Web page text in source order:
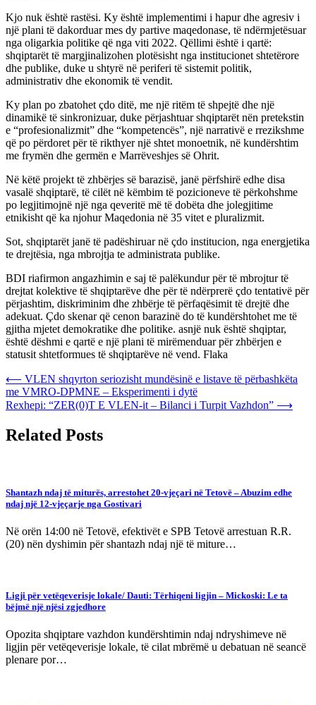
Kjo nuk është rastësi. Ky është implementimi i hapur dhe agresiv i
një plani të dakorduar mes dy partive maqedonase, të ndërmjetësuar
nga oligarkia politike që nga viti 2022. Qëllimi është i qartë:
shqiptarët të margjinalizohen plotësisht nga institucionet shtetërore
dhe publike, duke u shtyrë në periferi të sistemit politik,
administrativ dhe ekonomik të vendit.
Ky plan po zbatohet çdo ditë, me një ritëm të shpejtë dhe një
dinamikë të sinkronizuar, duke përjashtuar shqiptarët nën pretekstin
e “profesionalizmit” dhe “kompetencës”, një narrativë e rrezikshme
që po përdoret për të rikthyer një shtet monoetnik, në kundërshtim
me frymën dhe germën e Marrëveshjes së Ohrit.
Në këtë projekt të zhbërjes së barazisë, janë përfshirë edhe disa
vasalë shqiptarë, të cilët në këmbim të pozicioneve të përkohshme
po legjitimojnë një nga qeveritë më të dobëta dhe jolegjitime
etnikisht që ka njohur Maqedonia në 35 vitet e pluralizmit.
Sot, shqiptarët janë të padëshiruar në çdo institucion, nga energjetika
te drejtësia, nga mbrojtja te administrata publike.
BDI riafirmon angazhimin e saj të palëkundur për të mbrojtur të
drejtat kolektive të shqiptarëve dhe për të ndërprerë çdo tentativë për
përjashtim, diskriminim dhe zhbërje të përfaqësimit të drejtë dhe
adekuat. Çdo skenar që cenon barazinë do të kundërshtohet me të
gjitha mjetet demokratike dhe politike. asnjë nuk është shqiptar,
është dëshmi e qartë e një plani të mirëmenduar për zhbërjen e
statusit shtetformues të shqiptarëve në vend. Flaka
Post
navigation
⟵ VLEN shqyrton seriozisht mundësinë e listave të përbashkëta
me VMRO-DPMNE – Eksperimenti i dytë
Rexhepi: “ZER(0)T E VLEN-it – Bilanci i Turpit Vazhdon” ⟶
Related Posts
Shantazh ndaj të miturës, arrestohet 20-vjeçari në Tetovë – Abuzim edhe
ndaj një 12-vjeçarje nga Gostivari
Në orën 14:00 në Tetovë, efektivët e SPB Tetovë arrestuan R.R.
(20) nën dyshimin për shantazh ndaj një të miture…
Ligji për vetëqeverisje lokale/ Dauti: Tërhiqeni ligjin – Mickoski: Le ta
bëjmë një njësi zgjedhore
Opozita shqiptare vazhdon kundërshtimin ndaj ndryshimeve në
ligjin për vetëqeverisje lokale, të cilat mbrëmë u debatuan në seancë
plenare por…